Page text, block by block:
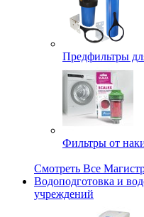
Предфильтры
Фильтры от
Смотреть Все
Водоподготовка и
учреждений